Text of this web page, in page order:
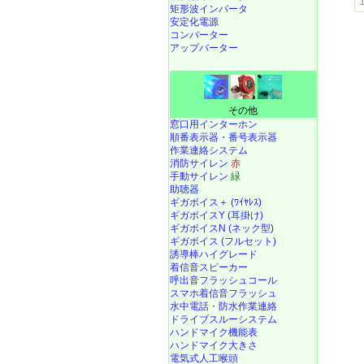
矩形波インバータ
安定化電源
コンバーター
アップバーター
その他
窓口用インターホン
順番表示器・番号表示器
作業連絡システム
消防サイレン 赤
手動サイレン 緑
助聴器
ギガボイス＋ (ﾜｲﾔﾚｽ)
ギガボイスY (耳掛け)
ギガボイスN (ネック型)
ギガボイス (フルセット)
誘導棒ハイグレード
着信音スピーカー
呼出音フラッシュコール
スマホ着信音フラッシュ
水中電話 ・ 防水作業連絡
ドライブスルーシステム
ハンドマイク機能表
ハンドマイク大きさ
電気式人工喉頭